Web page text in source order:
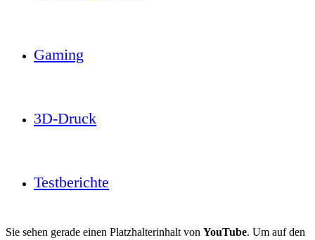
Gaming
3D-Druck
Testberichte
Sie sehen gerade einen Platzhalterinhalt von YouTube. Um auf den